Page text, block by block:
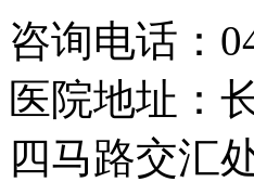
咨询电话：
医院地址：
四马路交汇处